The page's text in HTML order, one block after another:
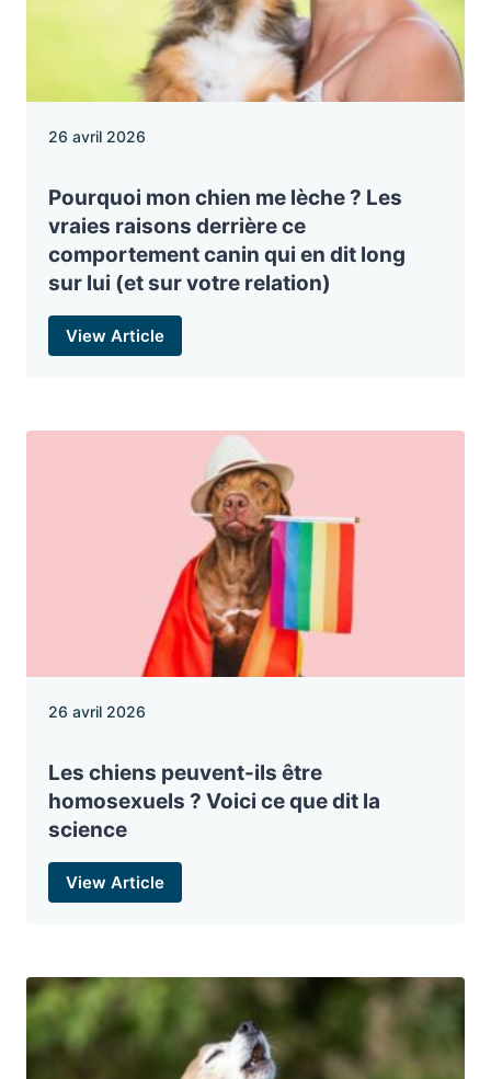
26 avril 2026
Pourquoi mon chien me lèche ? Les
vraies raisons derrière ce
comportement canin qui en dit long
sur lui (et sur votre relation)
View Article
26 avril 2026
Les chiens peuvent-ils être
homosexuels ? Voici ce que dit la
science
View Article